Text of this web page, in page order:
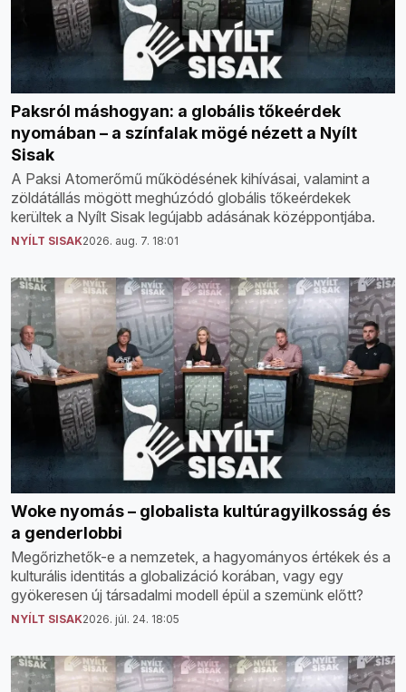
Paksról máshogyan: a globális tőkeérdek
nyomában – a színfalak mögé nézett a Nyílt
Sisak
A Paksi Atomerőmű működésének kihívásai, valamint a
zöldátállás mögött meghúzódó globális tőkeérdekek
kerültek a Nyílt Sisak legújabb adásának középpontjába.
NYÍLT SISAK2026. aug. 7. 18:01
Woke nyomás – globalista kultúragyilkosság és
a genderlobbi
Megőrizhetők-e a nemzetek, a hagyományos értékek és a
kulturális identitás a globalizáció korában, vagy egy
gyökeresen új társadalmi modell épül a szemünk előtt?
NYÍLT SISAK2026. júl. 24. 18:05